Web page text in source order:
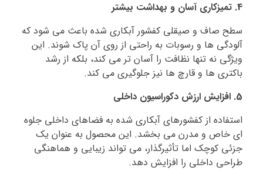
4. تمیزکاری آسان و بهداشت بیشتر
سطح صاف و صیقلی کفشور آبکاری‌ شده باعث می‌ شود که
آلودگی‌ ها و رسوبات به‌ راحتی از روی آن پاک شوند. این
ویژگی نه‌ تنها نظافت را آسان‌ تر می‌ کند، بلکه از رشد
باکتری‌ ها و قارچ‌ ها نیز جلوگیری می‌ کند.
5. افزایش ارزش دکوراسیون داخلی
استفاده از کفشورهای آبکاری‌ شده به فضاهای داخلی جلوه‌
ای خاص و مدرن می‌ بخشد. این محصول به‌ عنوان یک
جزئی کوچک اما تأثیرگذار، می‌ تواند زیبایی و هماهنگی
طراحی داخلی را افزایش دهد.